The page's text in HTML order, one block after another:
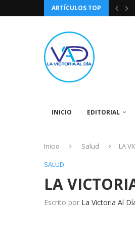
ARTÍCULOS TOP
INICIO EDITORIAL
Inicio Salud
LA
SALUD
LA
Escrito por La Victoria Al